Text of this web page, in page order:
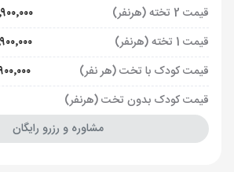
قیمت 2 تخته (هرنفر)
۷۹٬۹۰۰٬۰۰۰
قیمت 1 تخته (هرنفر)
۷۹٬۹۰۰٬۰۰۰
قیمت کودک با تخت (هر نفر)
۷۹٬۹۰۰٬۰۰۰
قیمت کودک بدون تخت (هرنفر)
مشاوره و رزرو رایگان